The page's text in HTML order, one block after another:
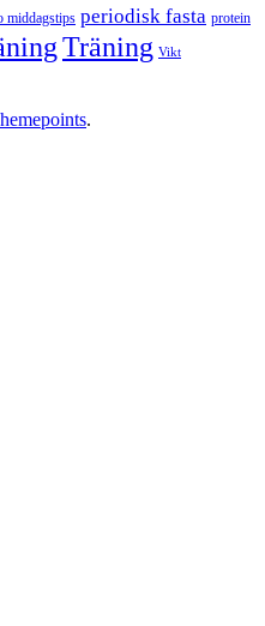
middagstips periodisk fasta protein
Träning Vikt
.